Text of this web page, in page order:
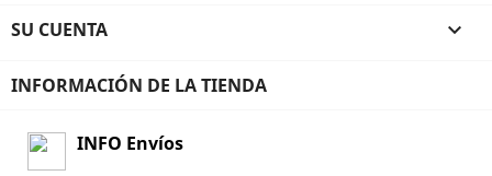
SU CUENTA 
INFORMACIÓN DE LA TIENDA
INFO Envíos